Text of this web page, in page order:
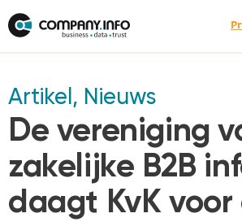
Artikel , Nieuws
De vereniging
zakelijke B2B
daagt KvK voor